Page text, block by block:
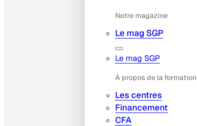
Notre magazine
Le mag SGP
Le mag SGP
À propos de la formation
Les centres
Financement
CFA